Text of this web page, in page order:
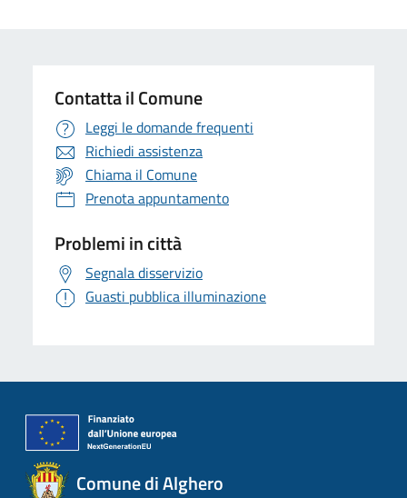
Contatta il Comune
Leggi le domande frequenti
Richiedi assistenza
Chiama il Comune
Prenota appuntamento
Problemi in città
Segnala disservizio
Guasti pubblica illuminazione
Comune di Alghero